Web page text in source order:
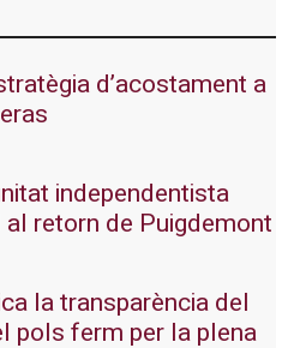
d’acostament a
independentista
retorn de Puigdemont
la transparència del
pols ferm per la plena